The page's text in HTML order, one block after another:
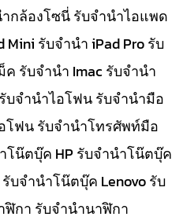
กล้องโซนี่ รับจำนำไอแพด
รับจำนำ iPad Pro รับ
รับจำนำ Imac รับจำนำ
บจำนำไอโฟน รับจำนำมือ
โฟน รับจำนำโทรศัพท์มือ
น๊ตบุ๊ค HP รับจำนำโน๊ตบุ๊ค
บจำนำโน๊ตบุ๊ค Lenovo รับ
ฬิกา รับจำนำนาฬิกา